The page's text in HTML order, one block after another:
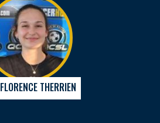
FLORENCE THERRIEN